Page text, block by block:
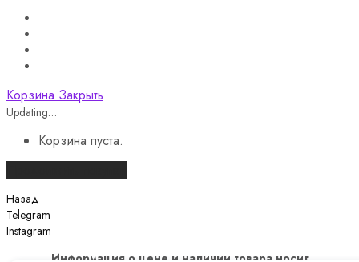
Корзина Закрыть
Updating…
Корзина пуста.
Назад
Telegram
Instagram
Информация о цене и наличии товара носит